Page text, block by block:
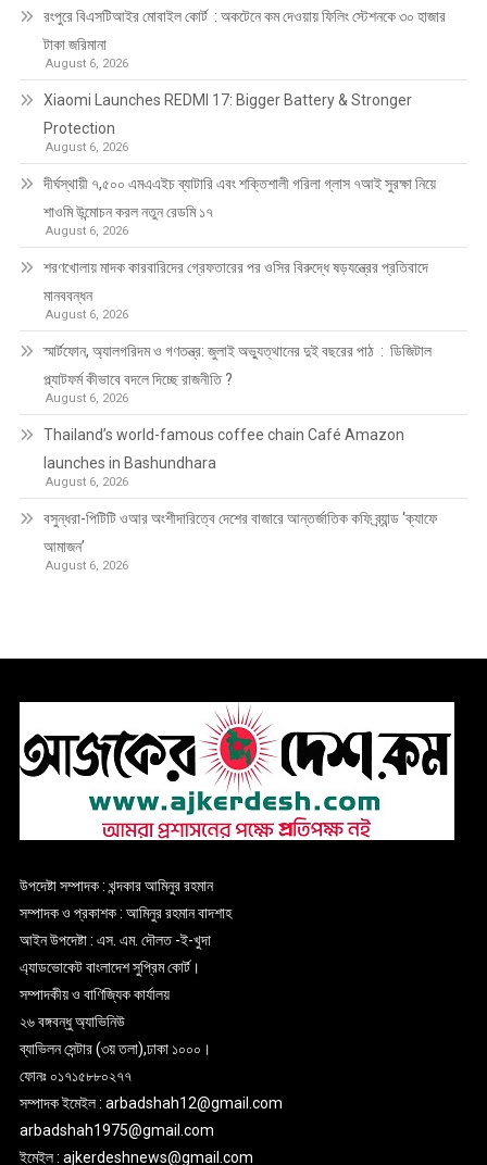
রংপুরে বিএসটিআইর মোবাইল কোর্ট : অকটেনে কম দেওয়ায় ফিলিং স্টেশনকে ৩০ হাজার
টাকা জরিমানা
August 6, 2026
Xiaomi Launches REDMI 17: Bigger Battery & Stronger
Protection
August 6, 2026
দীর্ঘস্থায়ী ৭,৫০০ এমএএইচ ব্যাটারি এবং শক্তিশালী গরিলা গ্লাস ৭আই সুরক্ষা নিয়ে
শাওমি উন্মোচন করল নতুন রেডমি ১৭
August 6, 2026
শরণখোলায় মাদক কারবারিদের গ্রেফতারের পর ওসির বিরুদ্ধে ষড়যন্ত্রের প্রতিবাদে
মানববন্ধন
August 6, 2026
স্মার্টফোন, অ্যালগরিদম ও গণতন্ত্র: জুলাই অভ্যুত্থানের দুই বছরের পাঠ : ডিজিটাল
প্ল্যাটফর্ম কীভাবে বদলে দিচ্ছে রাজনীতি ?
August 6, 2026
Thailand’s world-famous coffee chain Café Amazon
launches in Bashundhara
August 6, 2026
বসুন্ধরা-পিটিটি ওআর অংশীদারিত্বে দেশের বাজারে আন্তর্জাতিক কফি ব্র্যান্ড ‘ক্যাফে
আমাজন’
August 6, 2026
উপদেষ্টা সম্পাদক : খন্দকার আমিনুর রহমান
সম্পাদক ও প্রকাশক : আমিনুর রহমান বাদশাহ
আইন উপদেষ্টা : এস. এম. দৌলত -ই-খুদা
এ্যাডভোকেট বাংলাদেশ সুপ্রিম কোর্ট।
সম্পাদকীয় ও বাণিজ্যিক কার্যালয়
২৬ বঙ্গবন্ধু অ্যাভিনিউ
ব্যাভিলন সেন্টার (৩য় তলা),ঢাকা ১০০০।
ফোনঃ ০১৭১৫৮৮০২৭৭
সম্পাদক ইমেইল : arbadshah12@gmail.com
arbadshah1975@gmail.com
ইমেইল : ajkerdeshnews@gmail.com